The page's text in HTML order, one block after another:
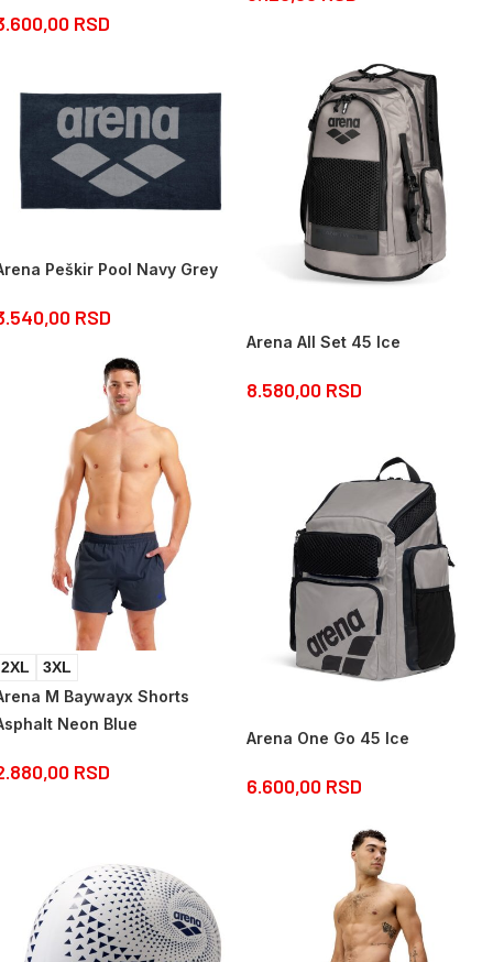
RSD
Arena All Set 45 Ice
8.580,00 RSD
Peškir Pool Navy Grey
RSD
2XL 3XL
M Baywayx Shorts
Neon Blue
RSD
Arena One Go 45 Ice
6.600,00 RSD